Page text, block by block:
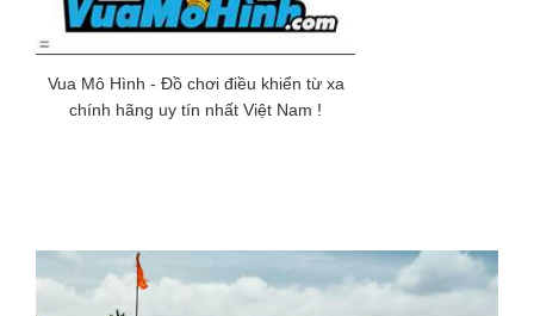
Vua Mô Hình - Đồ chơi điều khiển từ xa
chính hãng uy tín nhất Việt Nam !